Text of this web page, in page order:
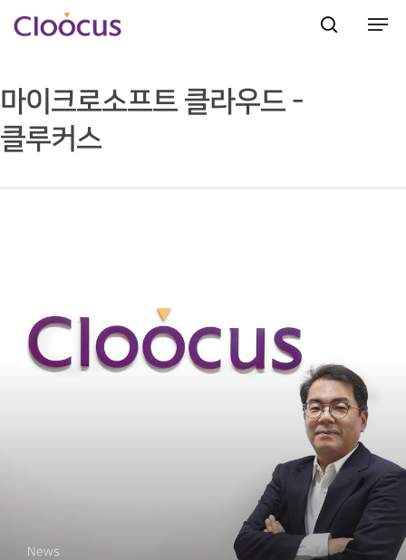
Hit enter to search or ESC to close
마이크로소프트 클라우드 -
클루커스
News